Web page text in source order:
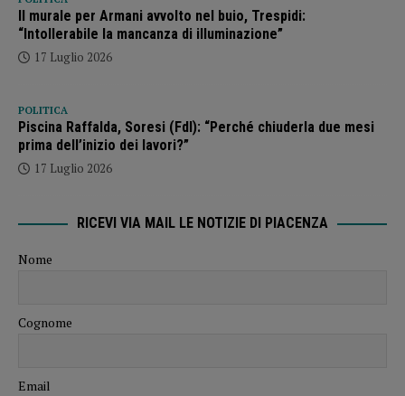
Il murale per Armani avvolto nel buio, Trespidi:
“Intollerabile la mancanza di illuminazione”
17 Luglio 2026
POLITICA
Piscina Raffalda, Soresi (FdI): “Perché chiuderla due mesi
prima dell’inizio dei lavori?”
17 Luglio 2026
RICEVI VIA MAIL LE NOTIZIE DI PIACENZA
Nome
Cognome
Email